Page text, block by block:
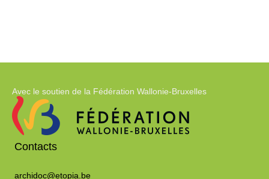
Avec le soutien de la Fédération Wallonie-Bruxelles
Contacts
archidoc@etopia.be